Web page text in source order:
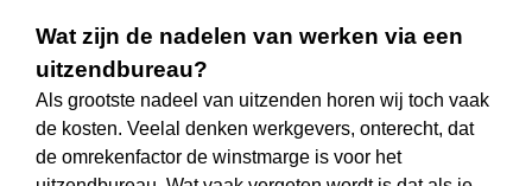
Wat zijn de nadelen van werken via een
uitzendbureau?
Als grootste nadeel van uitzenden horen wij toch vaak
de kosten. Veelal denken werkgevers, onterecht, dat
de omrekenfactor de winstmarge is voor het